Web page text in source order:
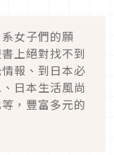
女子們的願
上絕對找不到
報、到日本必
日本生活風尚
，豐富多元的